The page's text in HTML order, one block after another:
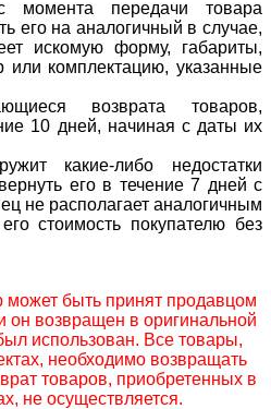
передачи товара
его на аналогичный в случае,
искомую форму, габариты,
или комплектацию, указанные
возврата товаров,
10 дней, начиная с даты их
какие-либо недостатки
его в течение 7 дней с
не располагает аналогичным
стоимость покупателю без
может быть принят продавцом
он возвращен в оригинальной
использован. Все товары,
необходимо возвращать
товаров, приобретенных в
не осуществляется.